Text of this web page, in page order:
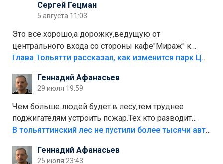
Сергей Гецман
5 августа 11:03
Это все хорошо,а дорожку,ведущую от
центрального входа со стороны кафе"Мираж" к
аттракционам слабо доделать?А то бордюры
лежала в парке и испортилась.Да еще,видимо,часть
украли.
Глава Тольятти рассказал, как изменится парк Центрального района
Геннадий Афанасьев
29 июля 19:59
Чем больше людей будет в лесу,тем труднее
поджигателям устроить пожар.Тех кто разводит
костры,тех надо безбожно штрафовать.Камер полно
Штрафы мизерные.
В тольяттинский лес не пустили более тысячи автомобилей
Геннадий Афанасьев
25 июля 23:43